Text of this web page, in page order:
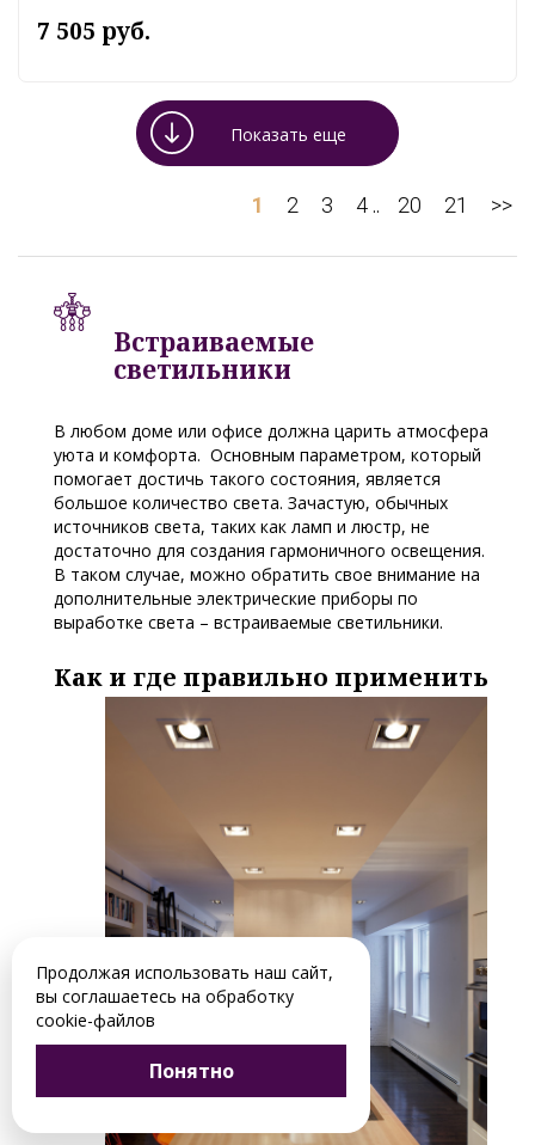
7 505 руб.
Показать еще
1 2 3 4 .. 20 21 >>
Встраиваемые
светильники
В любом доме или офисе должна царить атмосфера
уюта и комфорта. Основным параметром, который
помогает достичь такого состояния, является
большое количество света. Зачастую, обычных
источников света, таких как ламп и люстр, не
достаточно для создания гармоничного освещения.
В таком случае, можно обратить свое внимание на
дополнительные электрические приборы по
выработке света – встраиваемые светильники.
Как и где правильно применить
Продолжая использовать наш сайт,
вы соглашаетесь на обработку
cookie-файлов
Понятно